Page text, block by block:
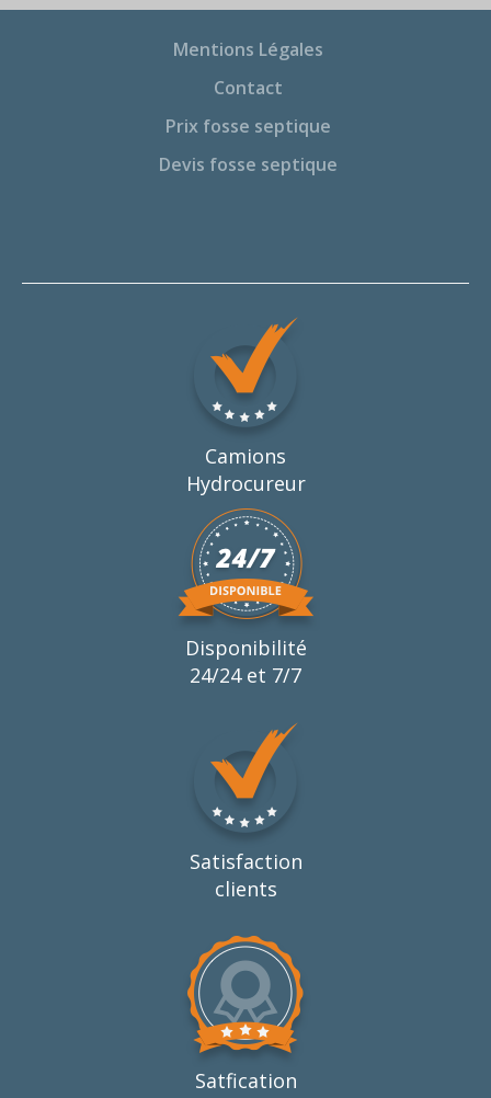
Mentions Légales
Contact
Prix fosse septique
Devis fosse septique
Camions
Hydrocureur
Disponibilité
24/24 et 7/7
Satisfaction
clients
Satfication